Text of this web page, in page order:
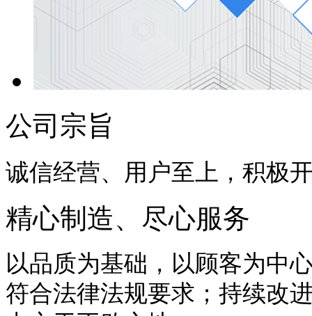
公司宗旨
诚信经营、用户至上，积极
精心制造、尽心服务
以品质为基础，以顾客为中
符合法律法规要求；持续改